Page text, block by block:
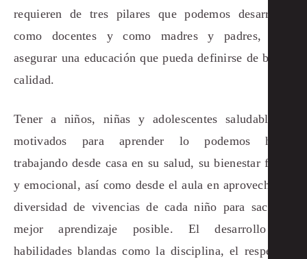
requieren de tres pilares que podemos desarrollar
como docentes y como madres y padres, para
asegurar una educación que pueda definirse de buena
calidad.
Tener a niños, niñas y adolescentes saludables y
motivados para aprender lo podemos hacer
trabajando desde casa en su salud, su bienestar físico
y emocional, así como desde el aula en aprovechar la
diversidad de vivencias de cada niño para sacar el
mejor aprendizaje posible. El desarrollo de
habilidades blandas como la disciplina, el respeto y